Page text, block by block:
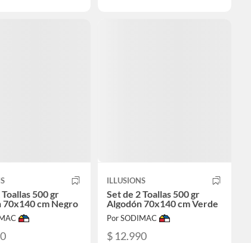
500 gr
70x140 cm Negro
ILLUSIONS
Set de 2 Toallas 500 gr
Algodón 70x140 cm Verde
Por SODIMAC
$ 12.990